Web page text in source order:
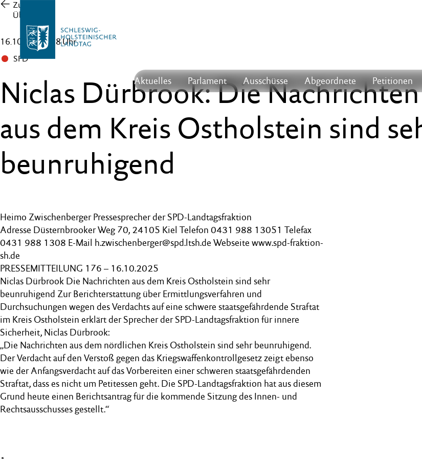
Aktuelles Parlament Ausschüsse Abgeordnete Petitionen
Zur
Übersicht
16.10.25 , 15:18 Uhr
SPD
Niclas Dürbrook: Die Nachrichten
aus dem Kreis Ostholstein sind
beunruhigend
Heimo Zwischenberger Pressesprecher der SPD-Landtagsfraktion
Adresse Düsternbrooker Weg 70, 24105 Kiel Telefon 0431 988 13051 Telefax
0431 988 1308 E-Mail h.zwischenberger@spd.ltsh.de Webseite www.spd-fraktion-
sh.de
PRESSEMITTEILUNG 176 – 16.10.2025
Niclas Dürbrook Die Nachrichten aus dem Kreis Ostholstein sind sehr
beunruhigend Zur Berichterstattung über Ermittlungsverfahren und
Durchsuchungen wegen des Verdachts auf eine schwere staatsgefährdende Straftat
im Kreis Ostholstein erklärt der Sprecher der SPD-Landtagsfraktion für innere
Sicherheit, Niclas Dürbrook:
„Die Nachrichten aus dem nördlichen Kreis Ostholstein sind sehr beunruhigend.
Der Verdacht auf den Verstoß gegen das Kriegswaffenkontrollgesetz zeigt ebenso
wie der Anfangsverdacht auf das Vorbereiten einer schweren staatsgefährdenden
Straftat, dass es nicht um Petitessen geht. Die SPD-Landtagsfraktion hat aus diesem
Grund heute einen Berichtsantrag für die kommende Sitzung des Innen- und
Rechtsausschusses gestellt.“